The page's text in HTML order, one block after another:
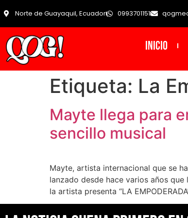
Norte de Guayaquil, Ecuador 0993701151
INICIO
Etiqueta: La
Mayte llega para
sencillo musical
Mayte, artista internacional que se
lanzado desde hace varios años que
la artista presenta “LA